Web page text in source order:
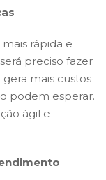
rápida e
preciso fazer
mais custos
podem esperar.
ágil e